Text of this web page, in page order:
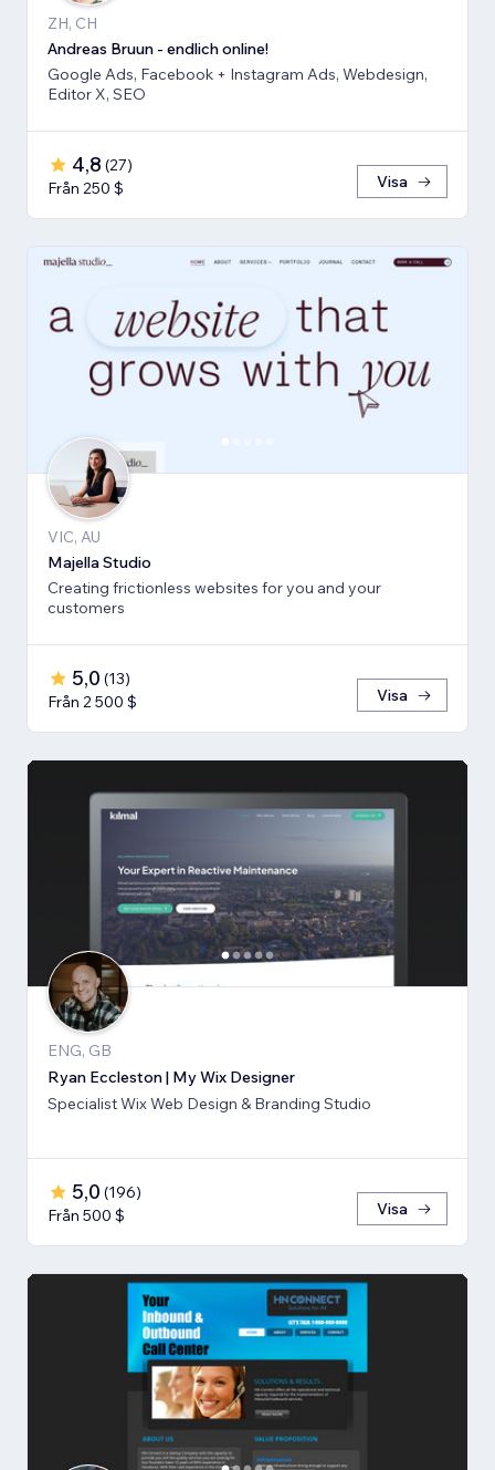
ZH, CH
Andreas Bruun - endlich online!
Google Ads, Facebook + Instagram Ads, Webdesign,
Editor X, SEO
4,8 (27)
Från 250 $
Visa
VIC, AU
Majella Studio
Creating frictionless websites for you and your
customers
5,0 (13)
Från 2 500 $
Visa
ENG, GB
Ryan Eccleston | My Wix Designer
Specialist Wix Web Design & Branding Studio
5,0 (196)
Från 500 $
Visa